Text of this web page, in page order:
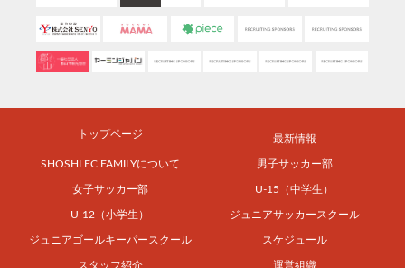
トップページ 最新情報
SHOSHI FC FAMILYについて 男子サッカー部
女子サッカー部 U-15（中学生）
U-12（小学生） ジュニアサッカースクール
ジュニアゴールキーパースクール スケジュール
スタッフ紹介 運営組織